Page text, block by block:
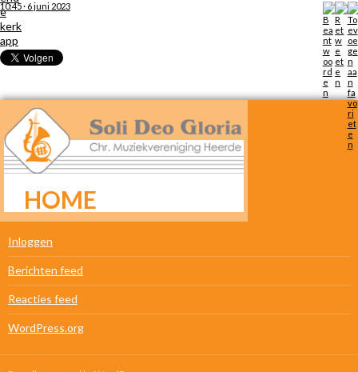
10:45 · 6 juni 2023
HOME
META
Inloggen
Berichten feed
Reacties feed
WordPress.org